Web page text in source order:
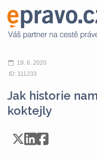
19. 6. 2020
ID: 111233
Jak historie
koktejly